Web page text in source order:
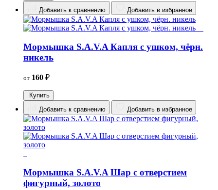
Добавить к сравнению
Добавить в избранное
Мормышка S.A.V.A Капля с ушком, чёрн.
никель
от 160 ₽
Купить
Добавить к сравнению
Добавить в избранное
Мормышка S.A.V.A Шар с отверстием
фигурный, золото